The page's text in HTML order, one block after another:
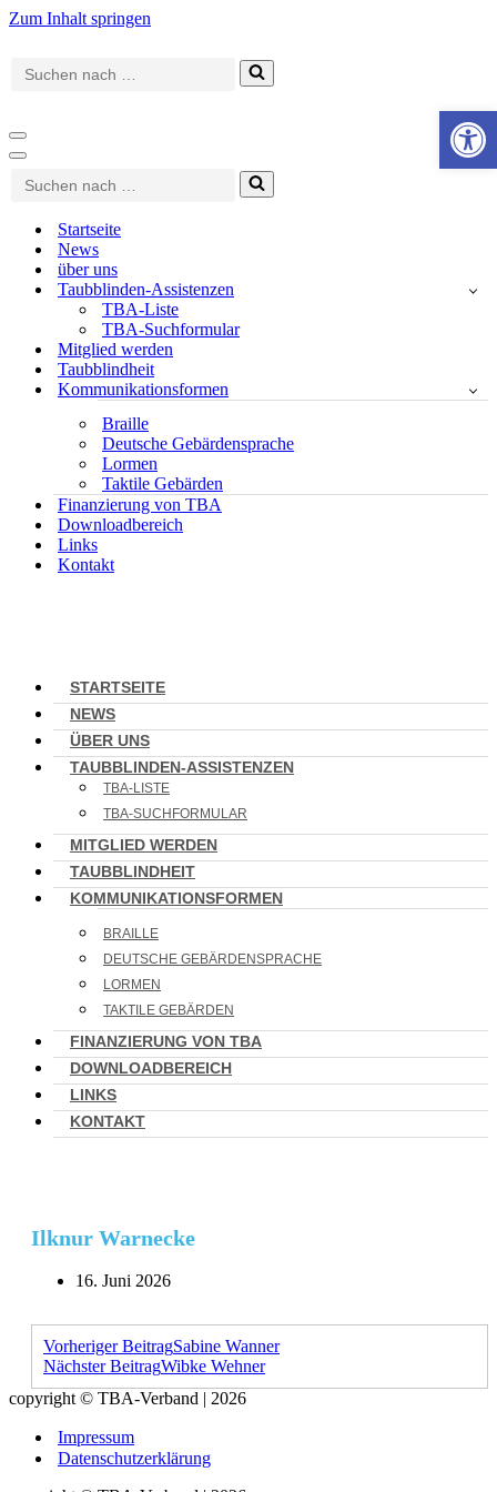
Zum Inhalt springen
Suchen
nach …
Navigationsmenü
Navigationsmenü
Suchen
nach …
Startseite
News
über uns
Taubblinden-Assistenzen
TBA-Liste
TBA-Suchformular
Mitglied werden
Taubblindheit
Kommunikationsformen
Braille
Deutsche Gebärdensprache
Lormen
Taktile Gebärden
Finanzierung von TBA
Downloadbereich
Links
Kontakt
STARTSEITE
NEWS
ÜBER UNS
TAUBBLINDEN-ASSISTENZEN
TBA-LISTE
TBA-SUCHFORMULAR
MITGLIED WERDEN
TAUBBLINDHEIT
KOMMUNIKATIONSFORMEN
BRAILLE
DEUTSCHE GEBÄRDENSPRACHE
LORMEN
TAKTILE GEBÄRDEN
FINANZIERUNG VON TBA
DOWNLOADBEREICH
LINKS
KONTAKT
Ilknur Warnecke
16. Juni 2026
Vorheriger BeitragSabine Wanner
Nächster BeitragWibke Wehner
copyright © TBA-Verband | 2026
Impressum
Datenschutzerklärung